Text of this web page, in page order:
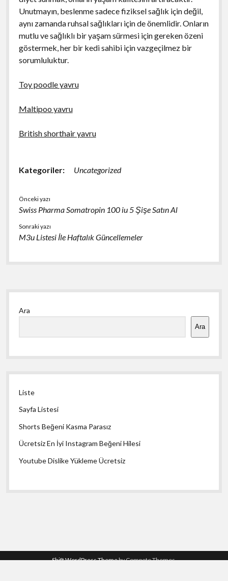
Unutmayın, beslenme sadece fiziksel sağlık için değil,
aynı zamanda ruhsal sağlıkları için de önemlidir. Onların
mutlu ve sağlıklı bir yaşam sürmesi için gereken özeni
göstermek, her bir kedi sahibi için vazgeçilmez bir
sorumluluktur.
Toy poodle yavru
Maltipoo yavru
British shorthair yavru
Kategoriler: Uncategorized
Önceki yazı
Swiss Pharma Somatropin 100 iu 5 Şişe Satın Al
Sonraki yazı
M3u Listesi İle Haftalık Güncellemeler
Yan
Menü
Ara
Ara
Liste
Sayfa Listesi
Shorts Beğeni Kasma Parasız
Ücretsiz En İyi Instagram Beğeni Hilesi
Youtube Dislike Yükleme Ücretsiz
Shift WordPress Themeby Compete Themes.